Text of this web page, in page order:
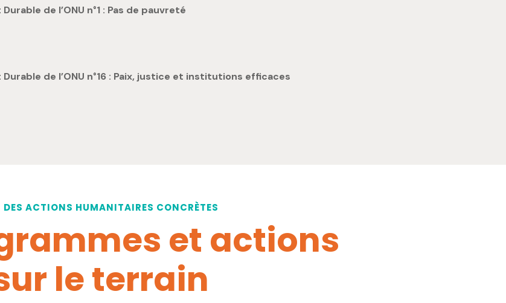
de l’ONU n°1 : Pas de pauvreté
de l’ONU n°16 : Paix, justice et institutions efficaces
DES ACTIONS HUMANITAIRES CONCRÈTES
rammes et actions
ur leterrain